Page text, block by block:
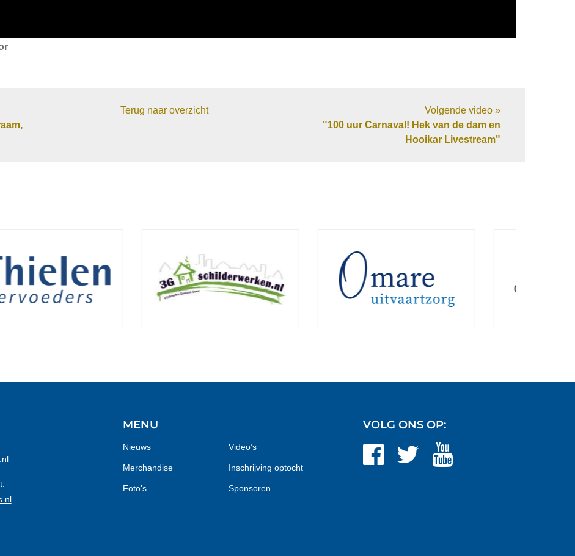
Terug naar overzicht
Volgende video »
"100 uur Carnaval! Hek van de dam en
Hooikar Livestream"
Van Beijsterveldt &
Gommers architecten
MENU
Nieuws
Merchandise
Foto’s
Video’s
Inschrijving optocht
Sponsoren
VOLG ONS OP: